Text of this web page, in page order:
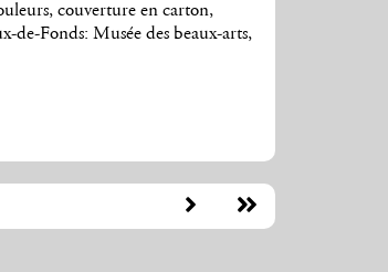
couverture en carton,
Fonds: Musée des beaux-arts,